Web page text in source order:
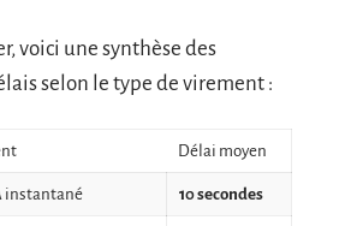
voici une synthèse des
selon le type de virement :
Délai moyen
instantané 10 secondes